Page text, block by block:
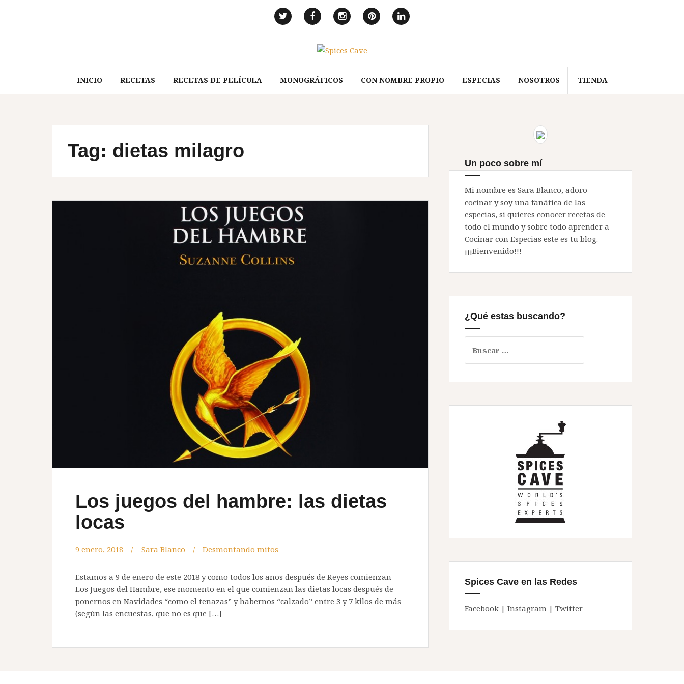
content
Elemento
del
Elemento
del
menú
Elemento
del
Elemento
del
Elemento
del
INICIO RECETAS RECETAS DE PELÍCULA MONOGRÁFICOS CON NOMBRE PROPIO ESPECIAS NOSOTROS TIENDA
Tag: dietas milagro
Los juegos del hambre: las dietas
locas
9 enero, 2018 Sara Blanco Desmontando mitos
Estamos a 9 de enero de este 2018 y como todos los años después de Reyes comienzan
Los Juegos del Hambre, ese momento en el que comienzan las dietas locas después de
ponernos en Navidades “como el tenazas” y habernos “calzado” entre 3 y 7 kilos de más
(según las encuestas, que no es que […]
Un poco sobre mí
Mi nombre es Sara Blanco, adoro
cocinar y soy una fanática de las
especias, si quieres conocer recetas de
todo el mundo y sobre todo aprender a
Cocinar con Especias este es tu blog.
¡¡¡Bienvenido!!!
¿Qué estas buscando?
Spices Cave en las Redes
Facebook | Instagram | Twitter